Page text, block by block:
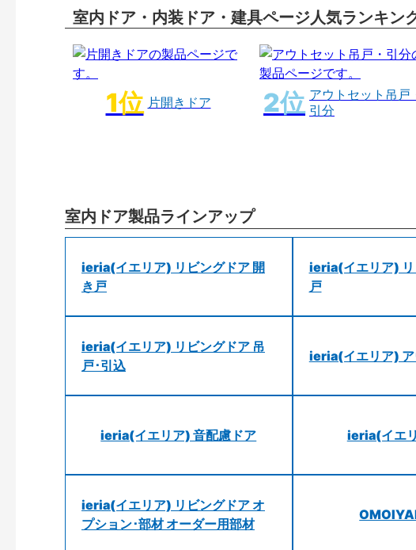
室内ドア・内装ドア・建具ページ人気ランキン
片開きドア
アウトセット吊戸
引分
室内ドア製品ラインアップ
ieria(イエリア) リビングドア 開
き戸
ieria(イエリア) リ
戸
ieria(イエリア) リビングドア 吊
戸･引込
ieria(イエリア)
ieria(イエリア) 音配慮ドア ieria(イエ
ieria(イエリア) リビングドア オ
プション･部材 オーダー用部材